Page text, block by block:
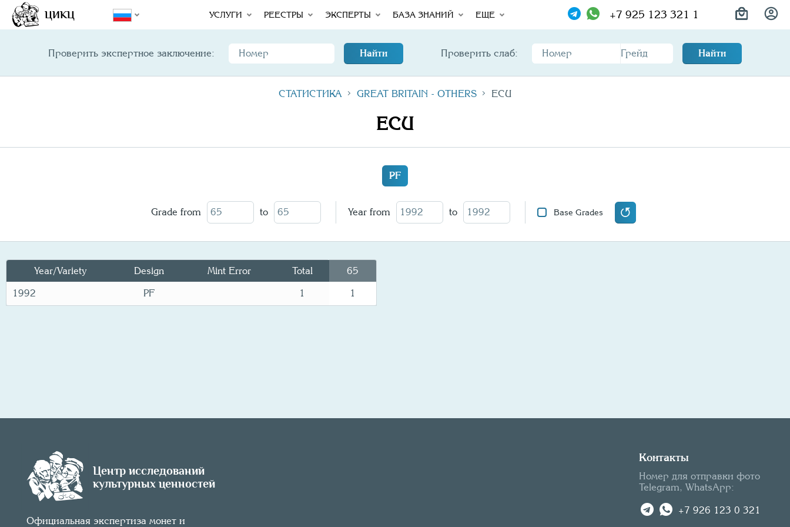
ЦИКЦ УСЛУГИ РЕЕСТРЫ ЭКСПЕРТЫ БАЗА ЗНАНИЙ ЕЩЕ +7 925 123 321 1
Проверить экспертное заключение: Найти Проверить слаб: Найти
СТАТИСТИКА GREAT BRITAIN - OTHERS ECU
ECU
PF
Grade from to Year from to Base Grades
Year/Variety Design Mint Error Total
Year/Variety Design Mint Error
Total
1992
PF 1
65
1
Центр исследований
культурных ценностей
Официальная экспертиза монет и
Контакты
Номер для отправки фото
Telegram, WhatsApp:
+7 926 123 0 321